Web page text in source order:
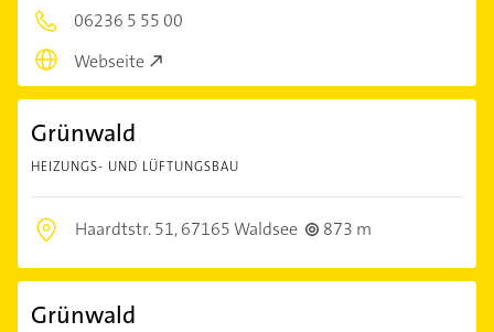
06236 5 55 00
Webseite
Grünwald
HEIZUNGS- UND LÜFTUNGSBAU
Haardtstr. 51,67165 Waldsee 873 m
Grünwald